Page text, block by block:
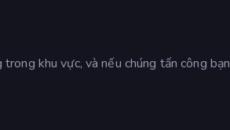
khu vực, và nếu chúng tấn công bạn